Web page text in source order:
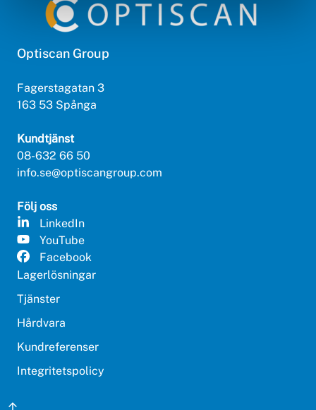
Optiscan Group
Fagerstagatan 3
163 53 Spånga
Kundtjänst
08-632 66 50
info.se@optiscangroup.com
Följ oss
LinkedIn
YouTube
Facebook
Lagerlösningar
Tjänster
Hårdvara
Kundreferenser
Integritetspolicy